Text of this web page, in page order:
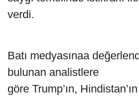
verdi.
Batı medyasınaa
bulunan analistlere
göre Trump’ın,